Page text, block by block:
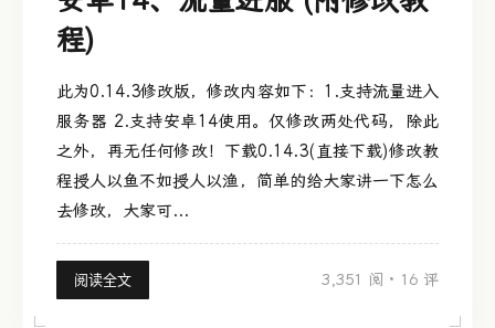
程)
此为0.14.3修改版，修改内容如下：1.支持流量进入
服务器 2.支持安卓14使用。仅修改两处代码，除此
之外，再无任何修改！下载0.14.3(直接下载)修改教
程授人以鱼不如授人以渔，简单的给大家讲一下怎么
去修改，大家可...
阅读全文 3,351 阅 · 16 评